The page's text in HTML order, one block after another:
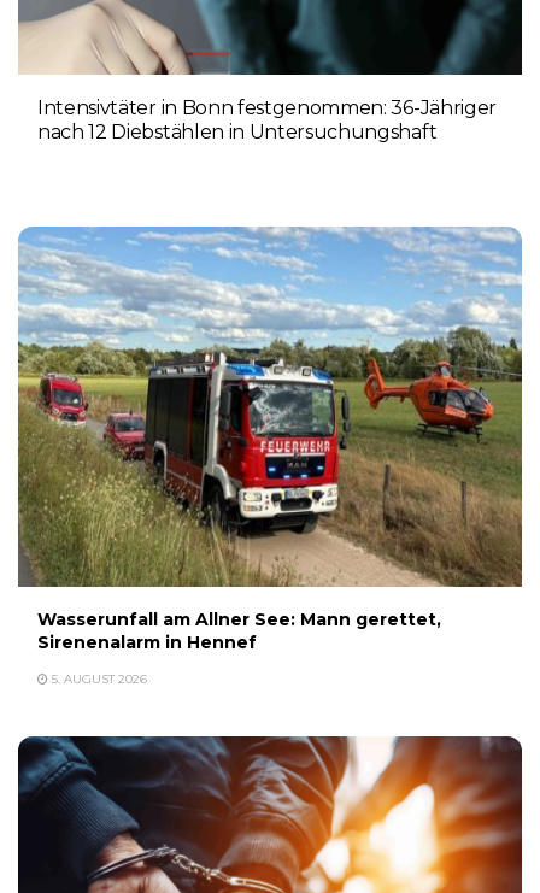
Intensivtäter in Bonn festgenommen: 36-Jähriger
nach 12 Diebstählen in Untersuchungshaft
Wasserunfall am Allner See: Mann gerettet,
Sirenenalarm in Hennef
5. AUGUST 2026